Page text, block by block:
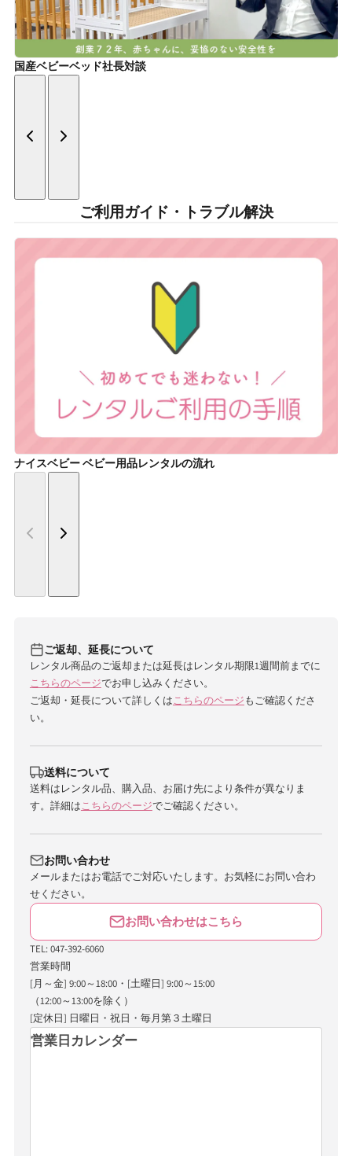
国産ベビーベッド社長対談
ご利用ガイド・トラブル解決
ナイスベビー ベビー用品レンタルの流れ
ご返却、延長について
レンタル商品のご返却または延長はレンタル期限1週間前までに
こちらのページでお申し込みください。
ご返却・延長について詳しくはこちらのページもご確認くださ
い。
送料について
送料はレンタル品、購入品、お届け先により条件が異なりま
す。詳細はこちらのページでご確認ください。
お問い合わせ
メールまたはお電話でご対応いたします。お気軽にお問い合わ
せください。
お問い合わせはこちら
TEL: 047-392-6060
営業時間
[月～金] 9:00～18:00・[土曜日] 9:00～15:00
（12:00～13:00を除く）
[定休日] 日曜日・祝日・毎月第３土曜日
営業日カレンダー